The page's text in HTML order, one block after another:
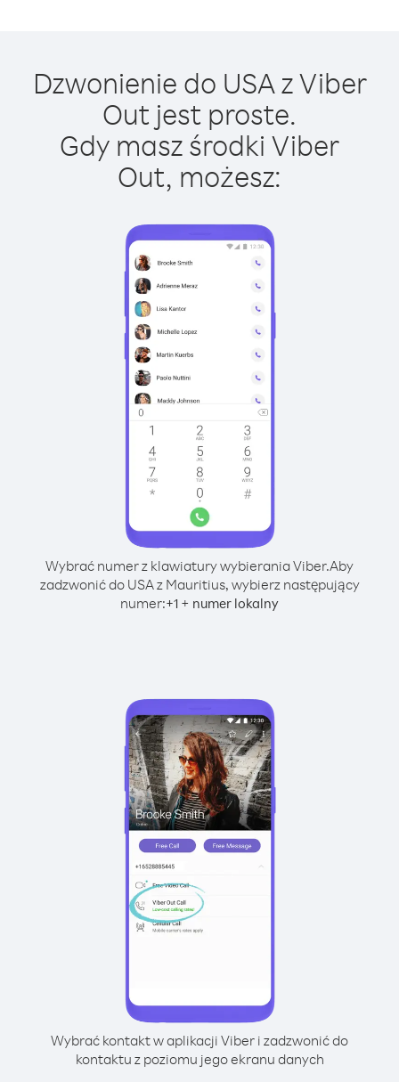
Dzwonienie do USA z Viber
Out jest proste.
Gdy masz środki Viber
Out, możesz:
Wybrać numer z klawiatury wybierania Viber.Aby
zadzwonić do USA z Mauritius, wybierz następujący
numer:+1 + numer lokalny
Wybrać kontakt w aplikacji Viber i zadzwonić do
kontaktu z poziomu jego ekranu danych